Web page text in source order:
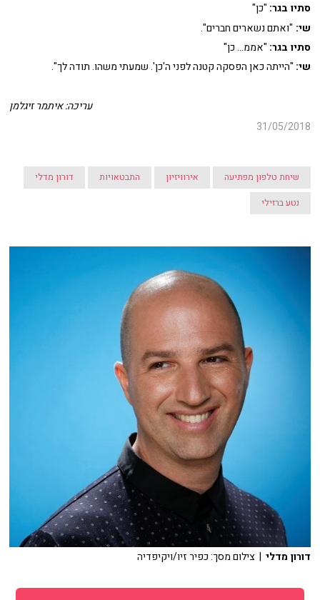
סתיו בגר: "כן"
שי: "ואתם נשארים חברים".
סתיו בגר: "אממ... כן"
שי: "הייתה כאן הפסקה קטנה לפני ה'כן'. שמעתי משהו. תודה לך".
עריכה: איתמר זיגלמן
31/05/2018
שיחת טלפון מפתיעה אירוויזיון התבטאויות
דורון מדלי
נטע ברזילי
דורון מדלי | צילום מסך: כפיר זיו/ויקיפדיה